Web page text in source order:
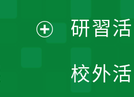
研習
校外